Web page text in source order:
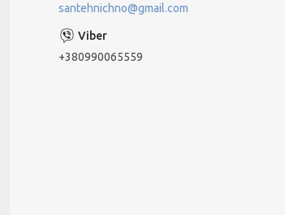
santehnichno@gmail.com
+380990065559